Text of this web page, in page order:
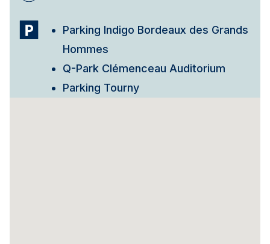
Parking Indigo Bordeaux des Grands
Hommes
Q-Park Clémenceau Auditorium
Parking Tourny